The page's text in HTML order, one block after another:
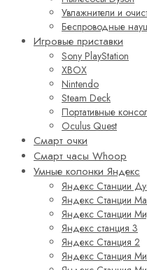
Увлажнители и
Беспроводные
Игровые приставки
Sony PlayStation
XBOX
Nintendo
Steam Deck
Портативные
Oculus Quest
Смарт очки
Смарт часы Whoop
Умные колонки Яндекс
Яндекс Станции
Яндекс Станции
Яндекс Станции
Яндекс станция 3
Яндекс Станция 2
Яндекс Станция